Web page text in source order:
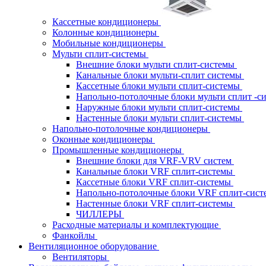
Кассетные кондиционеры
Колонные кондиционеры
Мобильные кондиционеры
Мульти сплит-системы
Внешние блоки мульти сплит-системы
Канальные блоки мульти-сплит системы
Кассетные блоки мульти сплит-системы
Напольно-потолочные блоки мульти сплит -
Наружные блоки мульти сплит-системы
Настенные блоки мульти сплит-системы
Напольно-потолочные кондиционеры
Оконные кондиционеры
Промышленные кондиционеры
Внешние блоки для VRF-VRV систем
Канальные блоки VRF сплит-системы
Кассетные блоки VRF сплит-системы
Напольно-потолочные блоки VRF сплит-
Настенные блоки VRF сплит-системы
ЧИЛЛЕРЫ
Расходные материалы и комплектующие
Фанкойлы
Вентиляционное оборудование
Вентиляторы